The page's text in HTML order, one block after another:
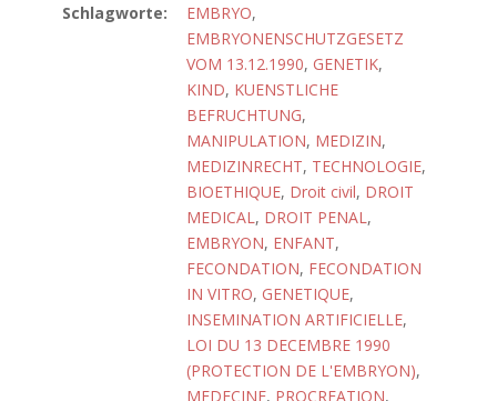
Schlagworte:
EMBRYO,
EMBRYONENSCHUTZGESETZ
VOM 13.12.1990, GENETIK,
KIND, KUENSTLICHE
BEFRUCHTUNG,
MANIPULATION, MEDIZIN,
MEDIZINRECHT, TECHNOLOGIE,
BIOETHIQUE, Droit civil, DROIT
MEDICAL, DROIT PENAL,
EMBRYON, ENFANT,
FECONDATION, FECONDATION
IN VITRO, GENETIQUE,
INSEMINATION ARTIFICIELLE,
LOI DU 13 DECEMBRE 1990
(PROTECTION DE L'EMBRYON),
MEDECINE, PROCREATION,